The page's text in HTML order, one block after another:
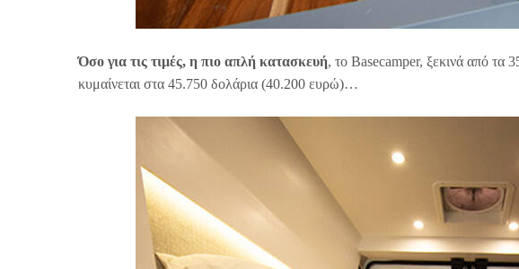
Όσο για τις τιμές, η πιο απλή κατασκευή, το Basecamper, ξεκινά από τα
κυμαίνεται στα 45.750 δολάρια (40.200 ευρώ)…